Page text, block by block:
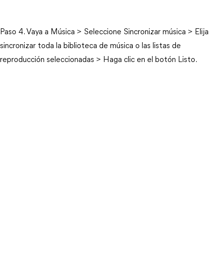
Paso 4. Vaya a Música > Seleccione Sincronizar música > Elija
sincronizar toda la biblioteca de música o las listas de
reproducción seleccionadas > Haga clic en el botón Listo.